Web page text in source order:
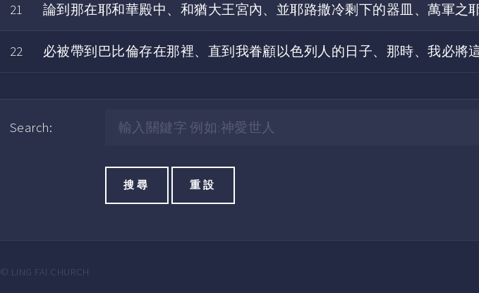
21 論到那在耶和華殿中、和猶大王宮內、並耶路撒冷剩下的器皿、萬軍之
22 必被帶到巴比倫存在那裡、直到我眷顧以色列人的日子、那時、我必將
Search:
© LING FAI CHURCH